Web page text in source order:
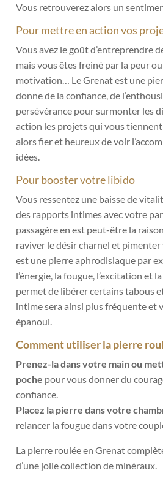
Vous retrouverez alors un
Pour mettre en action vos
Vous avez le goût d’entreprendre
mais vous êtes freiné par la peur
motivation… Le Grenat est une
donne de la confiance, de
persévérance pour surmonter les
action les projets qui vous
alors fier et heureux de voir
idées.
Pour booster votre libido
Vous ressentez une baisse de
des rapports intimes avec votre
passagère en est peut-être la
raviver le désir charnel et pimenter
est une pierre aphrodisiaque par
l’énergie, la fougue, l’excitation et
permet de libérer certains tabous
intime sera ainsi plus fréquente et
épanoui.
Comment utiliser la pierre
Prenez-la dans votre main ou
poche pour vous donner du
confiance.
Placez la pierre dans votre
relancer la fougue dans votre
La pierre roulée en Grenat
d’une jolie collection de minéraux.